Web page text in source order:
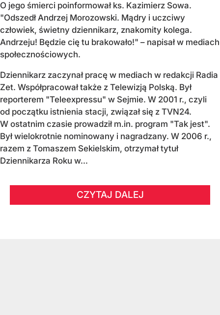
O jego śmierci poinformował ks. Kazimierz Sowa.
"Odszedł Andrzej Morozowski. Mądry i uczciwy
człowiek, świetny dziennikarz, znakomity kolega.
Andrzeju! Będzie cię tu brakowało!" – napisał w mediach
społecznościowych.
Dziennikarz zaczynał pracę w mediach w redakcji Radia
Zet. Współpracował także z Telewizją Polską. Był
reporterem "Teleexpressu" w Sejmie. W 2001 r., czyli
od początku istnienia stacji, związał się z TVN24.
W ostatnim czasie prowadził m.in. program "Tak jest".
Był wielokrotnie nominowany i nagradzany. W 2006 r.,
razem z Tomaszem Sekielskim, otrzymał tytuł
Dziennikarza Roku w...
CZYTAJ DALEJ